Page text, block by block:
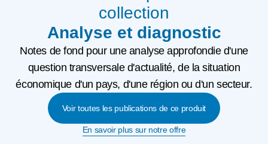
collection
Analyse et diagnostic
Notes de fond pour une analyse approfondie d'une
question transversale d'actualité, de la situation
économique d'un pays, d'une région ou d'un secteur.
Voir toutes les publications de ce produit
En savoir plus sur notre offre